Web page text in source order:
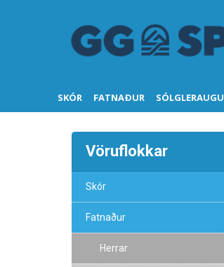
SKÓR FATNAÐUR SÓLGLERAUGU
Vöruflokkar
Skór
Fatnaður
Herrar